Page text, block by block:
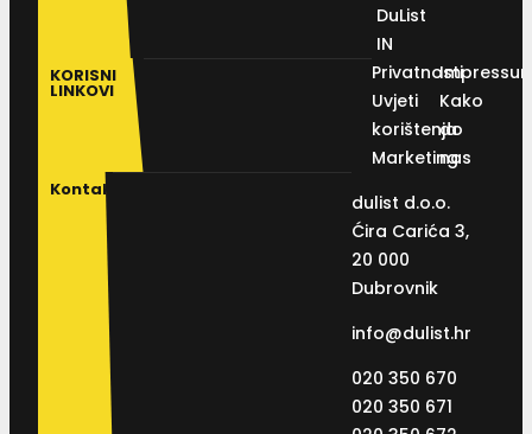
DuList
IN
KORISNI
LINKOVI
Privatnosti
Uvjeti
korištenja
Marketing
Kako
do
nas
Kontakt
dulist d.o.o.
Ćira Carića 3,
20 000
Dubrovnik
info@dulist.hr
020 350 670
020 350 671